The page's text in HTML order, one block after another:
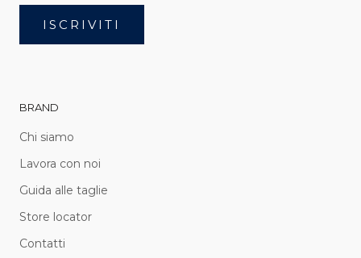
ISCRIVITI
BRAND
Chi siamo
Lavora con noi
Guida alle taglie
Store locator
Contatti